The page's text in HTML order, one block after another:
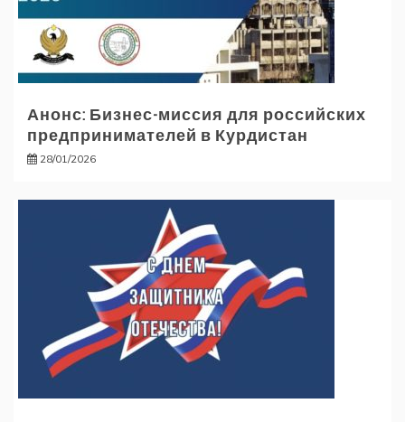
Анонс: Бизнес-миссия для российских
предпринимателей в Курдистан
28/01/2026